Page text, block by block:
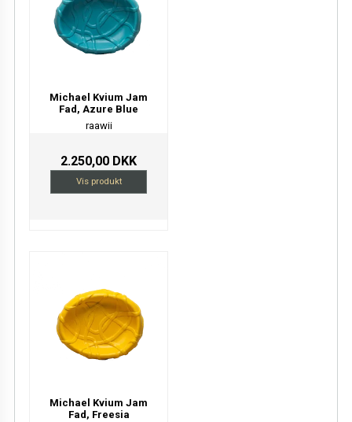
Michael Kvium Jam
Fad, Azure Blue
raawii
2.250,00 DKK
Vis produkt
Michael Kvium Jam
Fad, Freesia